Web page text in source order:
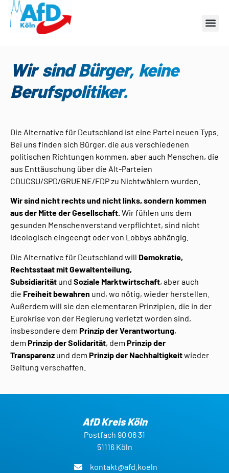
Wir sind Bürger, keine
Berufspolitiker.
Die Alternative für Deutschland ist eine Partei neuen Typs.
Bei uns finden sich Bürger, die aus verschiedenen
politischen Richtungen kommen, aber auch Menschen, die
aus Enttäuschung über die Alt-Parteien
CDUCSU/SPD/GRUENE/FDP zu Nichtwählern wurden.
Wir sind nicht rechts und nicht links, sondern kommen
aus der Mitte der Gesellschaft.Wir fühlen uns dem
gesunden Menschenverstand verpflichtet, sind nicht
ideologisch eingeengt oder von Lobbys abhängig.
Die Alternative für Deutschland will Demokratie,
Rechtsstaat mit Gewaltenteilung,
Subsidiarität und Soziale Marktwirtschaft, aber auch
die Freiheit bewahren und, wo nötig, wieder herstellen.
Außerdem will sie den elementaren Prinzipien, die in der
Eurokrise von der Regierung verletzt worden sind,
insbesondere dem Prinzip der Verantwortung,
dem Prinzip der Solidarität, dem Prinzip der
Transparenz und dem Prinzip der Nachhaltigkeitwieder
Geltung verschaffen.
AfD Kreis Köln
Postfach 90 06 31
51116 Köln
kontakt@afd.koeln